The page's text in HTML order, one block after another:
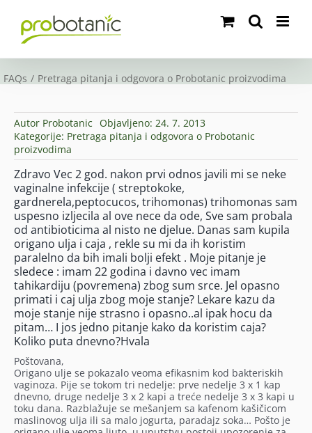
content
FAQs Pretraga pitanja i odgovora o Probotanic proizvodima
Autor Probotanic Objavljeno: 24. 7. 2013
Kategorije: Pretraga pitanja i odgovora o Probotanic
proizvodima
Zdravo Vec 2 god. nakon prvi odnos javili mi se neke
vaginalne infekcije ( streptokoke,
gardnerela,peptocucos, trihomonas) trihomonas sam
uspesno izljecila al ove nece da ode, Sve sam probala
od antibioticima al nisto ne djelue. Danas sam kupila
origano ulja i caja , rekle su mi da ih koristim
paralelno da bih imali bolji efekt . Moje pitanje je
sledece : imam 22 godina i davno vec imam
tahikardiju (povremena) zbog sum srce. Jel opasno
primati i caj ulja zbog moje stanje? Lekare kazu da
moje stanje nije strasno i opasno..al ipak hocu da
pitam… I jos jedno pitanje kako da koristim caja?
Koliko puta dnevno?Hvala
Poštovana,
Origano ulje se pokazalo veoma efikasnim kod bakteriskih
vaginoza. Pije se tokom tri nedelje: prve nedelje 3 x 1 kap
dnevno, druge nedelje 3 x 2 kapi a treće nedelje 3 x 3 kapi u
toku dana. Razblažuje se mešanjem sa kafenom kašičicom
maslinovog ulja ili sa malo jogurta, paradajz soka… Pošto je